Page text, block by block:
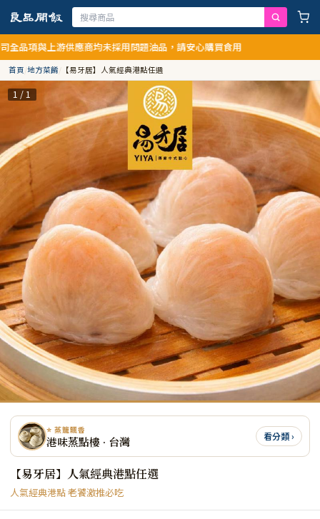
上游供應商均未採用問題油品，請安心購買食用
首頁/地方菜餚/ 【易牙居】人氣經典港點任選
1 / 1
⭐ 蒸籠飄香
港味蒸點樓 · 台灣 看分類 ›
【易牙居】人氣經典港點任選
人氣經典港點 老饕激推必吃